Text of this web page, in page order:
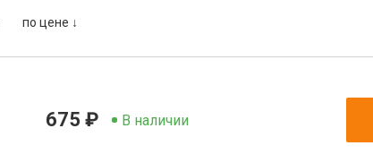
по цене ↓
675 ₽ В наличии